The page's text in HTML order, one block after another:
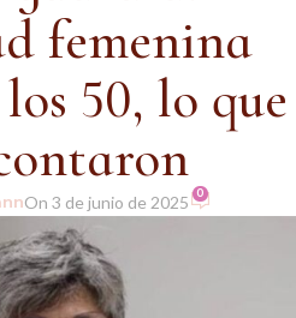
femenina
50, lo que
On 3 de junio de 2025 0